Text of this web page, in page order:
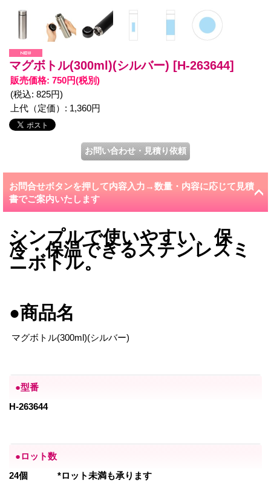
マグボトル(300ml)(シルバー) [H-263644]
販売価格: 750円(税別)
(税込: 825円)
上代（定価） : 1,360円
お問合せボタンを押して内容入力→数量・内容に応じて見積
書でご案内いたします
シンプルで使いやすい、保
冷・保温できるステンレスミ
ニボトル。
●商品名
マグボトル(300ml)(シルバー)
●型番
H-263644
●ロット数
24個 *ロット未満も承ります